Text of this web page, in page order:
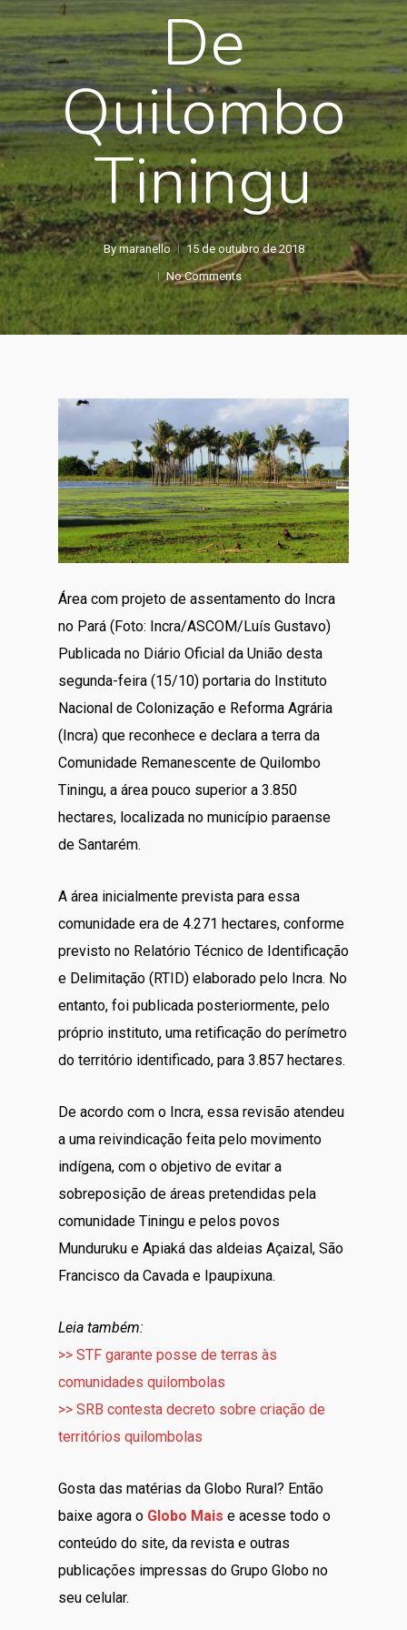
De
Quilombo
Tiningu
By maranello
15 de outubro de 2018
No Comments
Área com projeto de assentamento do Incra
no Pará (Foto: Incra/ASCOM/Luís Gustavo)
Publicada no Diário Oficial da União desta
segunda-feira (15/10) portaria do Instituto
Nacional de Colonização e Reforma Agrária
(Incra) que reconhece e declara a terra da
Comunidade Remanescente de Quilombo
Tiningu, a área pouco superior a 3.850
hectares, localizada no município paraense
de Santarém.
A área inicialmente prevista para essa
comunidade era de 4.271 hectares, conforme
previsto no Relatório Técnico de Identificação
e Delimitação (RTID) elaborado pelo Incra. No
entanto, foi publicada posteriormente, pelo
próprio instituto, uma retificação do perímetro
do território identificado, para 3.857 hectares.
De acordo com o Incra, essa revisão atendeu
a uma reivindicação feita pelo movimento
indígena, com o objetivo de evitar a
sobreposição de áreas pretendidas pela
comunidade Tiningu e pelos povos
Munduruku e Apiaká das aldeias Açaizal, São
Francisco da Cavada e Ipaupixuna.
Leia também:
>> STF garante posse de terras às
comunidades quilombolas
>> SRB contesta decreto sobre criação de
territórios quilombolas
Gosta das matérias da Globo Rural? Então
baixe agora o Globo Mais e acesse todo o
conteúdo do site, da revista e outras
publicações impressas do Grupo Globo no
seu celular.